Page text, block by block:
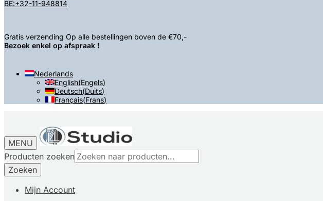
BE:+32-11-948814
Gratis verzending Op alle bestellingen boven de €70,-
Bezoek enkel op afspraak !
Nederlands
English(Engels)
Deutsch(Duits)
Français(Frans)
MENU
Producten zoeken
Zoeken
Mijn Account